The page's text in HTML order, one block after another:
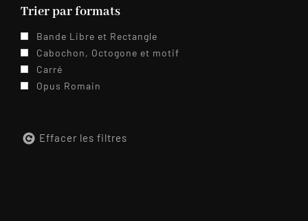
Trier par formats
Bande Libre et Rectangle
Cabochon, Octogone et motif
Carré
Opus Romain
Effacer les filtres